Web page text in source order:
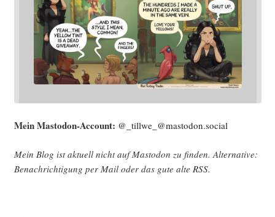
Mein Mast­o­don-Account: @_tillwe_@mastodon.social
Mein Blog ist aktu­ell nicht auf Mast­o­don zu fin­den. Alter­na­ti­ve:
Benach­rich­ti­gung per Mail oder das gute alte RSS.